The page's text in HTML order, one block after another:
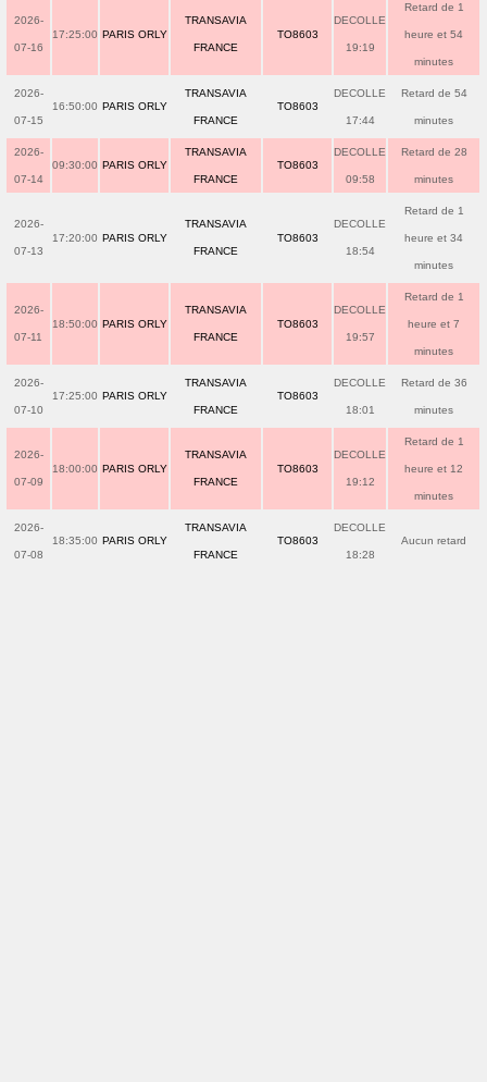
2026-
07-16
17:25:00 PARIS ORLY
TRANSAVIA
FRANCE
TO8603
DECOLLE
19:19
Retard de 1
heure et 54
minutes
2026-
07-15
16:50:00 PARIS ORLY
TRANSAVIA
FRANCE
TO8603
DECOLLE
17:44
Retard de 54
minutes
2026-
07-14
09:30:00 PARIS ORLY
TRANSAVIA
FRANCE
TO8603
DECOLLE
09:58
Retard de 28
minutes
2026-
07-13
17:20:00 PARIS ORLY
TRANSAVIA
FRANCE
TO8603
DECOLLE
18:54
Retard de 1
heure et 34
minutes
2026-
07-11
18:50:00 PARIS ORLY
TRANSAVIA
FRANCE
TO8603
DECOLLE
19:57
Retard de 1
heure et 7
minutes
2026-
07-10
17:25:00 PARIS ORLY
TRANSAVIA
FRANCE
TO8603
DECOLLE
18:01
Retard de 36
minutes
2026-
07-09
18:00:00 PARIS ORLY
TRANSAVIA
FRANCE
TO8603
DECOLLE
19:12
Retard de 1
heure et 12
minutes
2026-
07-08
18:35:00 PARIS ORLY
TRANSAVIA
FRANCE
TO8603
DECOLLE
18:28
Aucun retard